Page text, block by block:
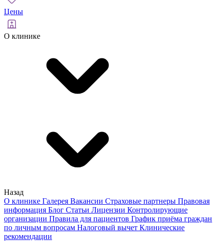
Цены
О клинике
Назад
О клинике Галерея Вакансии Страховые партнеры Правовая
информация Блог Статьи Лицензии Контролирующие
организации Правила для пациентов График приёма граждан
по личным вопросам Налоговый вычет Клинические
рекомендации